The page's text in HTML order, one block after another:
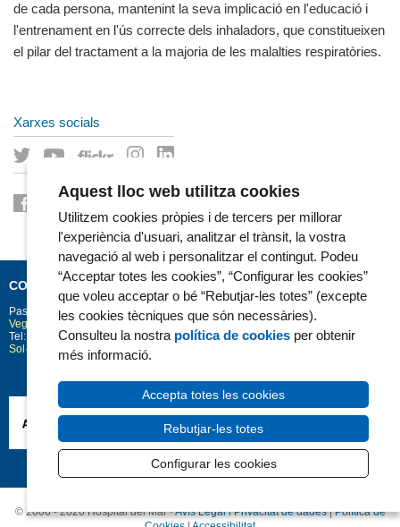
de cada persona, mantenint la seva implicació en l'educació i
l'entrenament en l'ús correcte dels inhaladors, que constitueixen
el pilar del tractament a la majoria de les malalties respiratòries.
Xarxes socials
CONTACTE
Passeig Marítim 25-29 Barcelona 08003
Vegeu la situació a Google Maps
Tel: 93 248 30 00 · Fax: 93 248 32 54
Sol·licitud d'informació
© 2006 - 2026 Hospital del Mar ·Avís Legal i Privacitat de dades|Política de
Aquest lloc web utilitza cookies
Utilitzem cookies pròpies i de tercers per millorar
l'experiència d'usuari, analitzar el trànsit, la vostra
navegació al web i personalitzar el contingut. Podeu
“Acceptar totes les cookies”, “Configurar les cookies”
que voleu acceptar o bé “Rebutjar-les totes” (excepte
les cookies tècniques que són necessàries).
Consulteu la nostra política de cookies per obtenir
més informació.
Accepta totes les cookies
Rebutjar-les totes
Configurar les cookies